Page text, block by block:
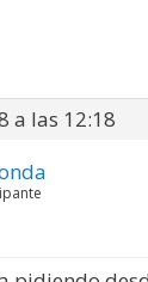
a las 12:18